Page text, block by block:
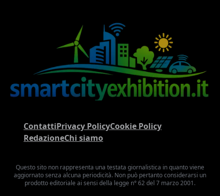
ContattiPrivacy PolicyCookie Policy
RedazioneChi siamo
Questo sito non rappresenta una testata giornalistica in quanto viene
aggiornato senza alcuna periodicità. Non può pertanto considerarsi un
prodotto editoriale ai sensi della legge n° 62 del 7 marzo 2001.